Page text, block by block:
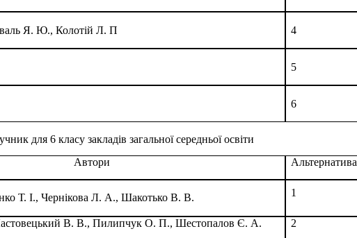
Я. Ю., Колотій Л. П 4
5
6
для 6 класу закладів загальної середньої освіти
Автори
Альтернатива
Т. І., Чернікова Л. А., Шакотько В. В. 1
В. В., Пилипчук О. П., Шестопалов Є. А. 2